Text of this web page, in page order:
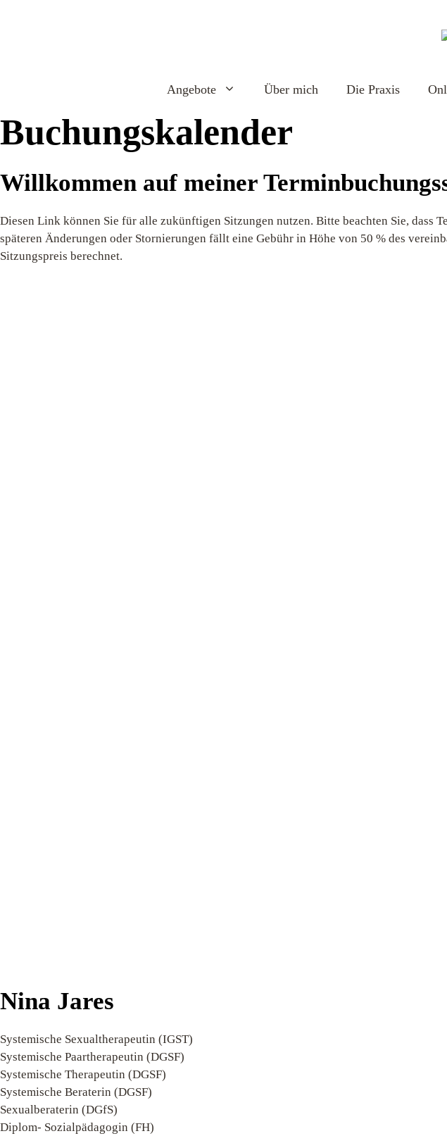
Angebote Über mich Die Praxis
Buchungskalender
Willkommen auf meiner
Diesen Link können Sie für alle zukünftigen Sitzungen nutzen. Bitte beachten Sie, dass
späteren Änderungen oder Stornierungen fällt eine Gebühr in Höhe von 50 % des
Sitzungspreis berechnet.
Nina Jares
Systemische Sexualtherapeutin (IGST)
Systemische Paartherapeutin (DGSF)
Systemische Therapeutin (DGSF)
Systemische Beraterin (DGSF)
Sexualberaterin (DGfS)
Diplom- Sozialpädagogin (FH)